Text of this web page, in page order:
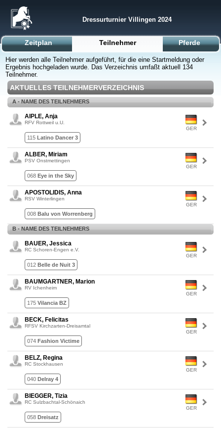
Dressurturnier Villingen 2024
Zeitplan Teilnehmer Pferde
Hier werden alle Teilnehmer aufgeführt, für die eine Startmeldung oder
Ergebnis hochgeladen wurde. Das Verzeichnis umfaßt aktuell 134
Teilnehmer.
AKTUELLES TEILNEHMERVERZEICHNIS
A - NAME DES TEILNEHMERS
GER
AIPLE, Anja
RFV Rottweil u.U.
115 Latino Dancer 3
GER
ALBER, Miriam
PSV Onstmettingen
068 Eye in the Sky
GER
APOSTOLIDIS, Anna
RSV Winterlingen
008 Balu von Worrenberg
B - NAME DES TEILNEHMERS
GER
BAUER, Jessica
RC Schoren-Engen e.V.
012 Belle de Nuit 3
GER
BAUMGARTNER, Marion
RV Ichenheim
175 Vilancia BZ
GER
BECK, Felicitas
RFSV Kirchzarten-Dreisamtal
074 Fashion Victime
GER
BELZ, Regina
RC Stockhausen
040 Delray 4
GER
BIEGGER, Tizia
RC Sulzbachtal-Schönaich
058 Dreisatz